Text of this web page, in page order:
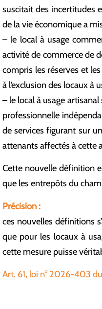
suscitait des incertitudes
de la vie économique a
– le local à usage
activité de commerce de
compris les réserves et
à l’exclusion des locaux à
– le local à usage artisanal
professionnelle
de services figurant sur
attenants affectés à cette
Cette nouvelle définition
que les entrepôts du
Précision :
ces nouvelles définitions
que pour les locaux à
cette mesure puisse
Art. 61, loi n° 2026-403